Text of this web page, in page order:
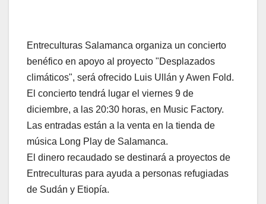
Entreculturas Salamanca organiza un concierto
benéfico en apoyo al proyecto "Desplazados
climáticos", será ofrecido Luis Ullán y Awen Fold.
El concierto tendrá lugar el viernes 9 de
diciembre, a las 20:30 horas, en Music Factory.
Las entradas están a la venta en la tienda de
música Long Play de Salamanca.
El dinero recaudado se destinará a proyectos de
Entreculturas para ayuda a personas refugiadas
de Sudán y Etiopía.